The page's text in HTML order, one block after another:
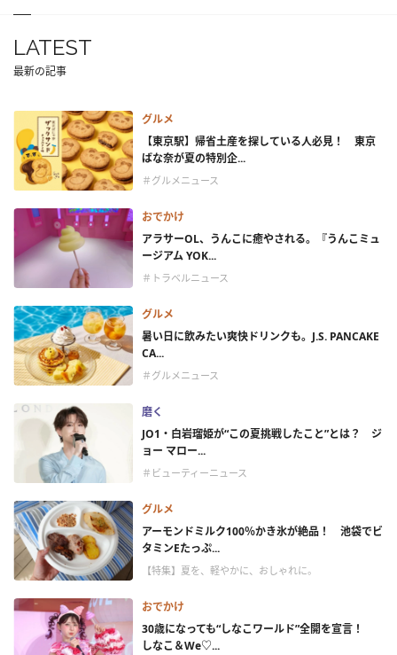
LATEST
最新の記事
グルメ
【東京駅】帰省土産を探している人必見！ 東京
ばな奈が夏の特別企...
＃グルメニュース
おでかけ
アラサーOL、うんこに癒やされる。『うんこミュ
ージアム YOK...
＃トラベルニュース
グルメ
暑い日に飲みたい爽快ドリンクも。J.S. PANCAKE
CA...
＃グルメニュース
磨く
JO1・白岩瑠姫が“この夏挑戦したこと”とは？ ジ
ョー マロー...
＃ビューティーニュース
グルメ
アーモンドミルク100％かき氷が絶品！ 池袋でビ
タミンEたっぷ...
【特集】夏を、軽やかに、おしゃれに。
おでかけ
30歳になっても“しなこワールド”全開を宣言！
しなこ＆We♡...